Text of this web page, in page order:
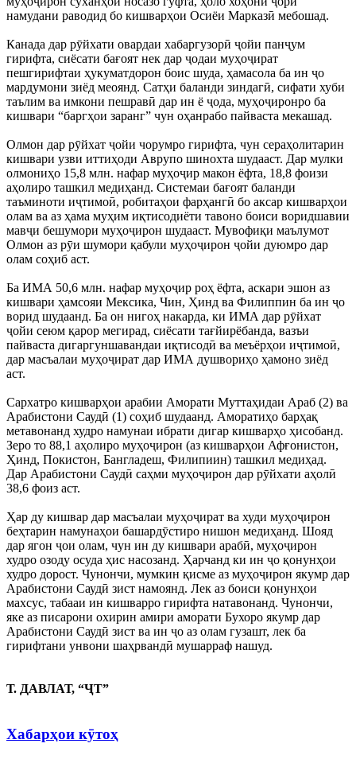
намудани раводид бо кишварҳои Осиёи Марказӣ мебошад.
Канада дар рӯйхати овардаи хабаргузорӣ ҷойи панҷум
гирифта, сиёсати бағоят нек дар ҷодаи муҳоҷират
пешгирифтаи ҳукуматдорон боис шуда, ҳамасола ба ин ҷо
мардумони зиёд меоянд. Сатҳи баланди зиндагӣ, сифати хуби
таълим ва имкони пешравӣ дар ин ё ҷода, муҳоҷиронро ба
кишвари “баргҳои заранг” чун оҳанрабо пайваста мекашад.
Олмон дар рӯйхат ҷойи чорумро гирифта, чун сераҳолитарин
кишвари узви иттиҳоди Аврупо шинохта шудааст. Дар мулки
олмониҳо 15,8 млн. нафар муҳоҷир макон ёфта, 18,8 фоизи
аҳолиро ташкил медиҳанд. Системаи бағоят баланди
таъминоти иҷтимоӣ, робитаҳои фарҳангӣ бо аксар кишварҳои
олам ва аз ҳама муҳим иқтисодиёти тавоно боиси воридшавии
мавҷи бешумори муҳоҷирон шудааст. Мувофиқи маълумот
Олмон аз рӯи шумори қабули муҳоҷирон ҷойи дуюмро дар
олам соҳиб аст.
Ба ИМА 50,6 млн. нафар муҳоҷир роҳ ёфта, аскари эшон аз
кишвари ҳамсояи Мексика, Чин, Ҳинд ва Филиппин ба ин ҷо
ворид шудаанд. Ба он нигоҳ накарда, ки ИМА дар рӯйхат
ҷойи сеюм қарор мегирад, сиёсати тағйирёбанда, вазъи
пайваста дигаргуншавандаи иқтисодӣ ва меъёрҳои иҷтимоӣ,
дар масъалаи муҳоҷират дар ИМА душвориҳо ҳамоно зиёд
аст.
Сархатро кишварҳои арабии Аморати Муттаҳидаи Араб (2) ва
Арабистони Саудӣ (1) соҳиб шудаанд. Аморатиҳо барҳақ
метавонанд худро намунаи ибрати дигар кишварҳо ҳисобанд.
Зеро то 88,1 аҳолиро муҳоҷирон (аз кишварҳои Афғонистон,
Ҳинд, Покистон, Бангладеш, Филипиин) ташкил медиҳад.
Дар Арабистони Саудӣ саҳми муҳоҷирон дар рӯйхати аҳолӣ
38,6 фоиз аст.
Ҳар ду кишвар дар масъалаи муҳоҷират ва худи муҳоҷирон
беҳтарин намунаҳои башардӯстиро нишон медиҳанд. Шояд
дар ягон ҷои олам, чун ин ду кишвари арабӣ, муҳоҷирон
худро озоду осуда ҳис насозанд. Ҳарчанд ки ин ҷо қонунҳои
худро дорост. Чунончи, мумкин қисме аз муҳоҷирон якумр дар
Арабистони Саудӣ зист намоянд. Лек аз боиси қонунҳои
махсус, табааи ин кишварро гирифта натавонанд. Чунончи,
яке аз писарони охирин амири аморати Бухоро якумр дар
Арабистони Саудӣ зист ва ин ҷо аз олам гузашт, лек ба
гирифтани унвони шаҳрвандӣ мушарраф нашуд.
Т. ДАВЛАТ, “ҶТ”
Хабарҳои кӯтоҳ